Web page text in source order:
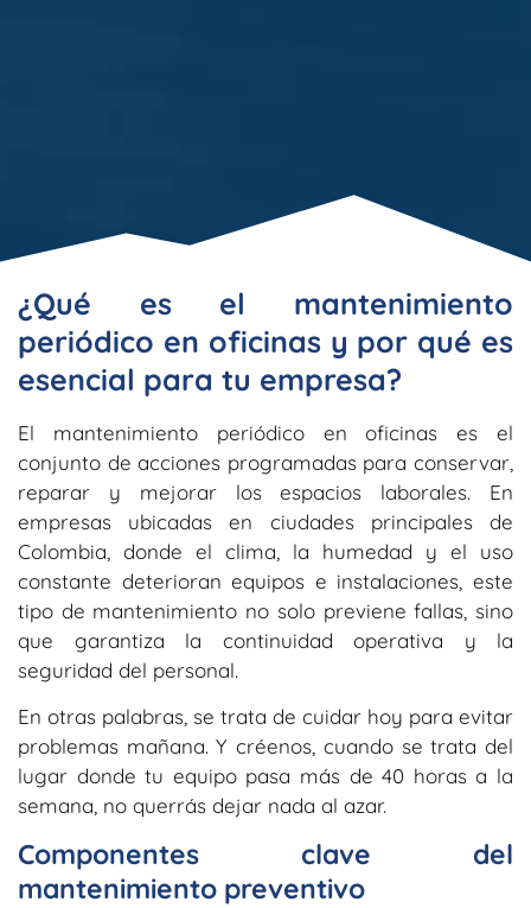
¿Qué es el mantenimiento
periódico en oficinas y por qué es
esencial para tu empresa?
El mantenimiento periódico en oficinases el
conjunto de acciones programadas para conservar,
reparar y mejorar los espacios laborales. En
empresas ubicadas en ciudades principales de
Colombia, donde el clima, la humedad y el uso
constante deterioran equipos e instalaciones, este
tipo de mantenimiento no solo previene fallas, sino
que garantiza la continuidad operativa y la
seguridad del personal.
En otras palabras, se trata de cuidar hoy para evitar
problemas mañana. Y créenos, cuando se trata del
lugar donde tu equipo pasa más de 40 horas a la
semana, no querrás dejar nada al azar.
Componentes clave del
mantenimiento preventivo